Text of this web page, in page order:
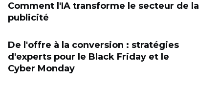
Comment l'IA transforme le secteur de la
publicité
De l'offre à la conversion : stratégies
d'experts pour le Black Friday et le
Cyber Monday